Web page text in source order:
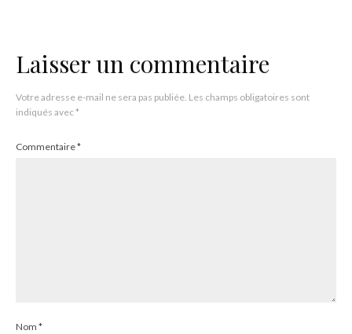
Laisser un commentaire
Votre adresse e-mail ne sera pas publiée. Les champs obligatoires sont
indiqués avec*
Commentaire*
Nom *